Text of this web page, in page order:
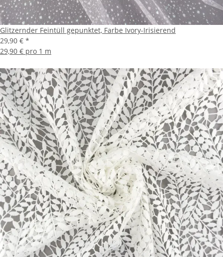
Glitzernder Feintüll gepunktet, Farbe Ivory-Irisierend
29,90 € *
29,90 € pro 1 m